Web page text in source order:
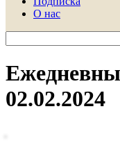
О нас
02.02.2024